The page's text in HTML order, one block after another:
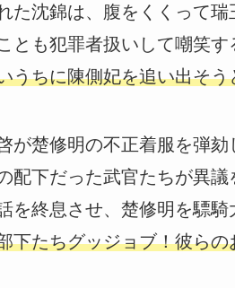
た沈錦は、腹をくくって
とも犯罪者扱いして嘲笑
うちに陳側妃を追い出そ
が楚修明の不正着服を弾
配下だった武官たちが異
を終息させ、楚修明を驃騎
下たちグッジョブ！彼ら